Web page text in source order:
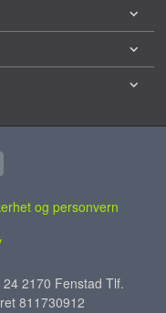
og personvern
24 2170 Fenstad Tlf.
811730912